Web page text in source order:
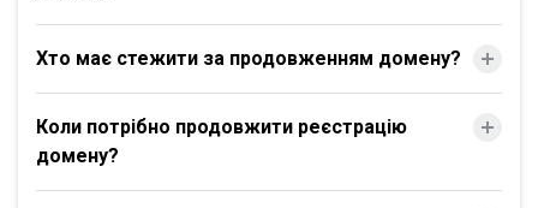
Хто має стежити за продовженням домену?
Коли потрібно продовжити реєстрацію
домену?